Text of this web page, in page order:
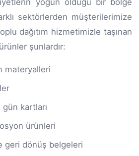
sektörlerden müşterilerimize
dağıtım hizmetimizle taşınan
şunlardır:
materyalleri
kartları
ürünleri
geri dönüş belgeleri